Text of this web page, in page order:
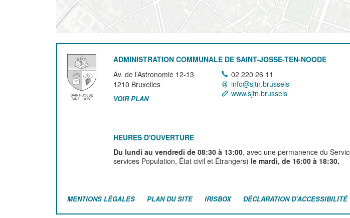
ADMINISTRATION COMMUNALE DE SAINT-JOSSE-TEN-NOODE
Av. de l’Astronomie 12-13
1210 Bruxelles
VOIR PLAN
02 220 26 11
info@sjtn.brussels
www.sjtn.brussels
HEURES D'OUVERTURE
Du lundi au vendredi de 08:30 à 13:00, avec une permanence du
services Population, État civil et Étrangers) le mardi, de 16:00 à 18:30.
MENTIONS LÉGALES PLAN DU SITE IRISBOX DÉCLARATION D'ACCESSIBILITÉ